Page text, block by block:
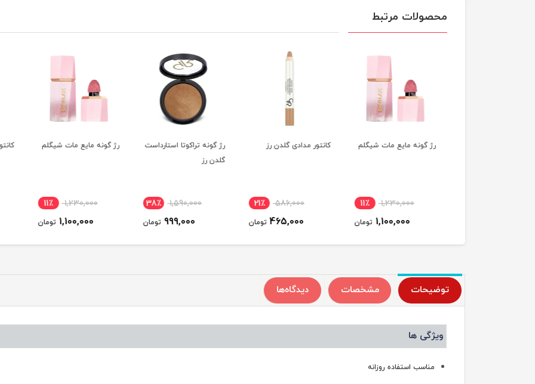
محصولات مرتبط
رژ گونه مایع مات شیگلم
1,230,000 11٪
1,100,000 تومان
کانتور مدادی گلدن رز
586,000 21٪
465,000 تومان
رژ گونه تراکوتا استارداست
گلدن رز
1,590,000 38٪
999,000 تومان
رژ گونه مایع مات شیگلم
1,230,000 11٪
1,100,000 تومان
توضیحات مشخصات دیدگاه‌ها
ویژگی ها
مناسب استفاده روزانه